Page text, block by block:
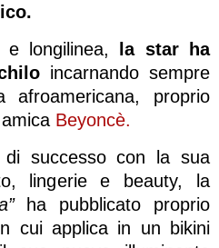
longilinea,
la star ha
incarnando sempre
proprio
Beyoncè.
di successo con la sua
lingerie e beauty, la
ha pubblicato proprio
cui applica in un bikini